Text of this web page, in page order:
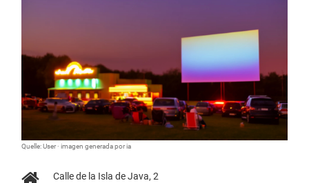
Quelle: User · imagen generada por ia
Calle de la Isla de Java, 2